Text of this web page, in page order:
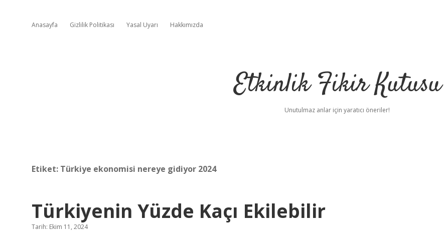
Anasayfa Gizlilik Politikası Yasal Uyarı Hakkımızda
Etkinlik Fikir Kutusu
Unutulmaz anlar için yaratıcı öneriler!
Etiket: Türkiye ekonomisi nereye gidiyor 2024
Türkiyenin Yüzde Kaçı Ekilebilir
Tarih: Ekim 11, 2024